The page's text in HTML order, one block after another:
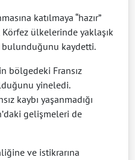
katılmaya “hazır”
ülkelerinde yaklaşık
bulunduğunu kaydetti.
bölgedeki Fransız
yineledi.
kaybı yaşanmadığı
gelişmeleri de
ve istikrarına